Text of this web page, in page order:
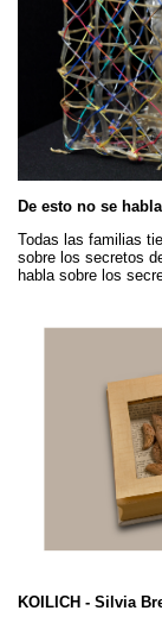
De esto no se
Todas las familias
sobre los secretos
habla sobre los
KOILICH - Silvia